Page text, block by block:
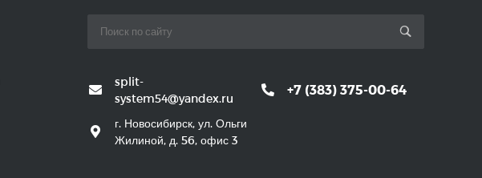
split-
system54@yandex.ru
+7 (383) 375-00-64
г. Новосибирск, ул. Ольги
Жилиной, д. 56, офис 3